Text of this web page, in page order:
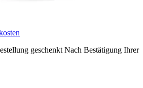
geschenkt Nach Bestätigung Ihrer